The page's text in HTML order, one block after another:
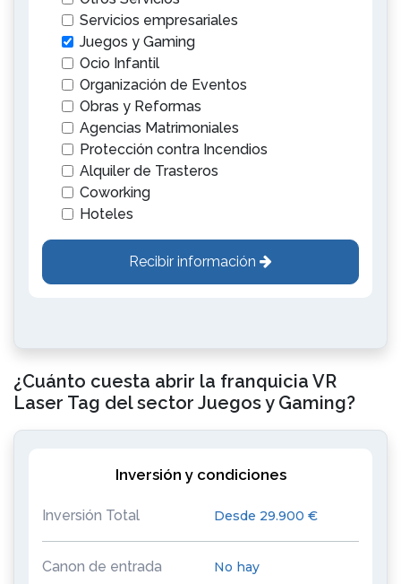
Servicios empresariales
Juegos y Gaming
Ocio Infantil
Organización de Eventos
Obras y Reformas
Agencias Matrimoniales
Protección contra Incendios
Alquiler de Trasteros
Coworking
Hoteles
Recibir información
¿Cuánto cuesta abrir la franquicia VR
Laser Tag del sector Juegos y Gaming?
Inversión y condiciones
Inversión Total Desde 29.900 €
Canon de entrada No hay